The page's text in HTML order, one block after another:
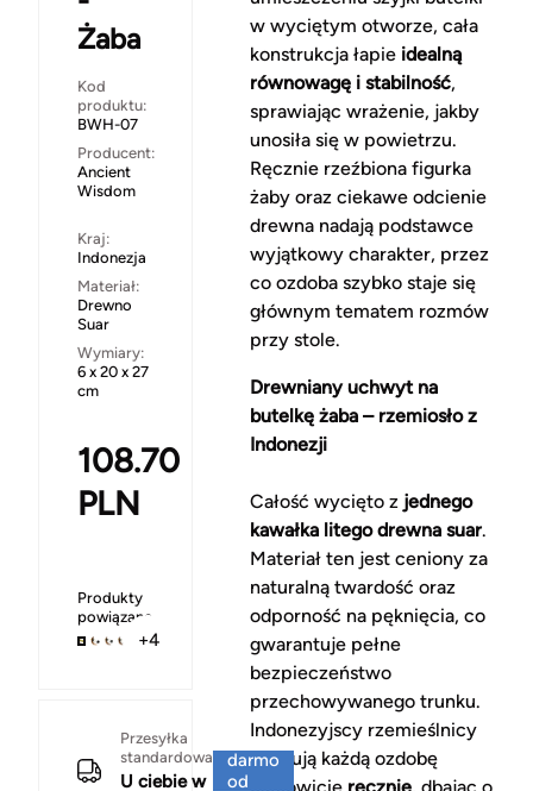
Żaba
Kod
produktu:
BWH-07
Producent:
Ancient
Wisdom
Kraj:
Indonezja
Materiał:
Drewno
Suar
Wymiary:
6 x 20 x 27
cm
108.70
PLN
Produkty
powiązane
+4
Przesyłka
standardowa
U ciebie w
darmo
od
w wyciętym otworze, cała
konstrukcja łapie idealną
równowagę i stabilność,
sprawiając wrażenie, jakby
unosiła się w powietrzu.
Ręcznie rzeźbiona figurka
żaby oraz ciekawe odcienie
drewna nadają podstawce
wyjątkowy charakter, przez
co ozdoba szybko staje się
głównym tematem rozmów
przy stole.
Drewniany uchwyt na
butelkę żaba – rzemiosło z
Indonezji
Całość wycięto z jednego
kawałka litego drewna suar.
Materiał ten jest ceniony za
naturalną twardość oraz
odporność na pęknięcia, co
gwarantuje pełne
bezpieczeństwo
przechowywanego trunku.
Indonezyjscy rzemieślnicy
formują każdą ozdobę